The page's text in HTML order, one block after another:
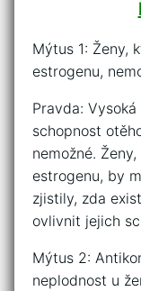
Mýtus 1: Ženy,
estrogenu,
Pravda:
schopnost
nemožné.
estrogenu, by
zjistily, zda
ovlivnit jejich
Mýtus 2:
neplodnost u